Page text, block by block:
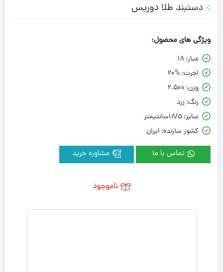
دستبند طلا دوریس
ویژگی های محصول:
عیار:18
اجرت: 20%
وزن: 2.500
رنگ: زرد
سایز:18/5سانتیمتر
کشور سازنده: ایران
تماس با ما
ناموجود